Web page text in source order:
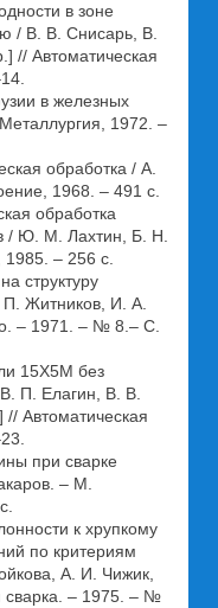
в зоне
/ В. В. Снисарь, B.
// Автоматическая
в железных
1972. –
обработка / А.
1968. – 491 с.
обработка
/ Ю. М. Лахтин, Б. Н.
– 256 с.
структуру
П. Житников, И. А.
– 1971. – № 8.– С.
15Х5М без
П. Елагин, В. В.
Автоматическая
при сварке
– М.
к хрупкому
по критериям
А. И. Чижик,
сварка. – 1975. – №